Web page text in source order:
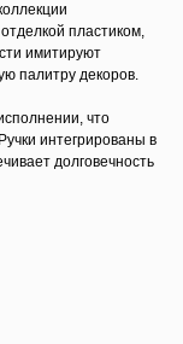
пластиком,
имитируют
палитру декоров.
что
интегрированы в
долговечность